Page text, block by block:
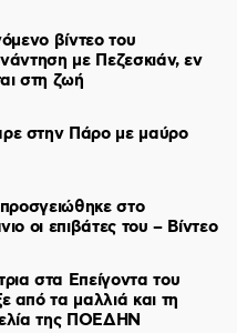
βίντεο του
με Πεζεσκιάν, εν
στη ζωή
στην Πάρο με μαύρο
στο
οι επιβάτες του – Βίντεο
στα Επείγοντα του
από τα μαλλιά και τη
της ΠΟΕΔΗΝ